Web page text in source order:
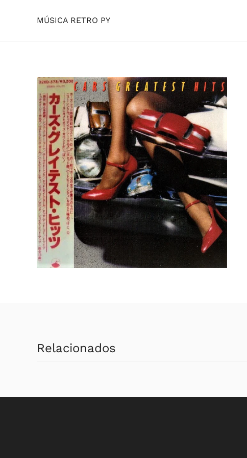
MÚSICA RETRO PY
Relacionados